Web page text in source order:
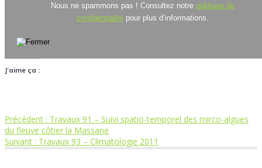
Nous ne spammons pas ! Consultez notre politique de
confidentialité pour plus d’informations.
J’aime ça :
Navigation
Précédent : Article
précédent
:
Travaux 91 – Suivi spatio-temporel des mirco-algues
du fleuve côtier la Massane
Suivant : Article
Travaux 93 – Climatologie 2011